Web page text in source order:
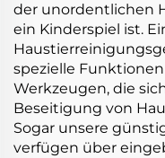
der unordentlichen
ein Kinderspiel ist.
spezielle
Werkzeugen, die
Beseitigung von
Sogar unsere
verfügen über